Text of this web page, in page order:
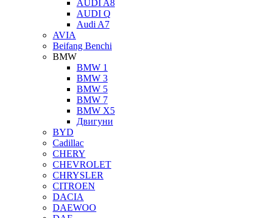
AUDI A8
AUDI Q
Audi A7
AVIA
Beifang Benchi
BMW
BMW 1
BMW 3
BMW 5
BMW 7
BMW X5
Двигуни
BYD
Cadillaс
CHERY
CHEVROLET
CHRYSLER
CITROЕN
DACIA
DAEWOO